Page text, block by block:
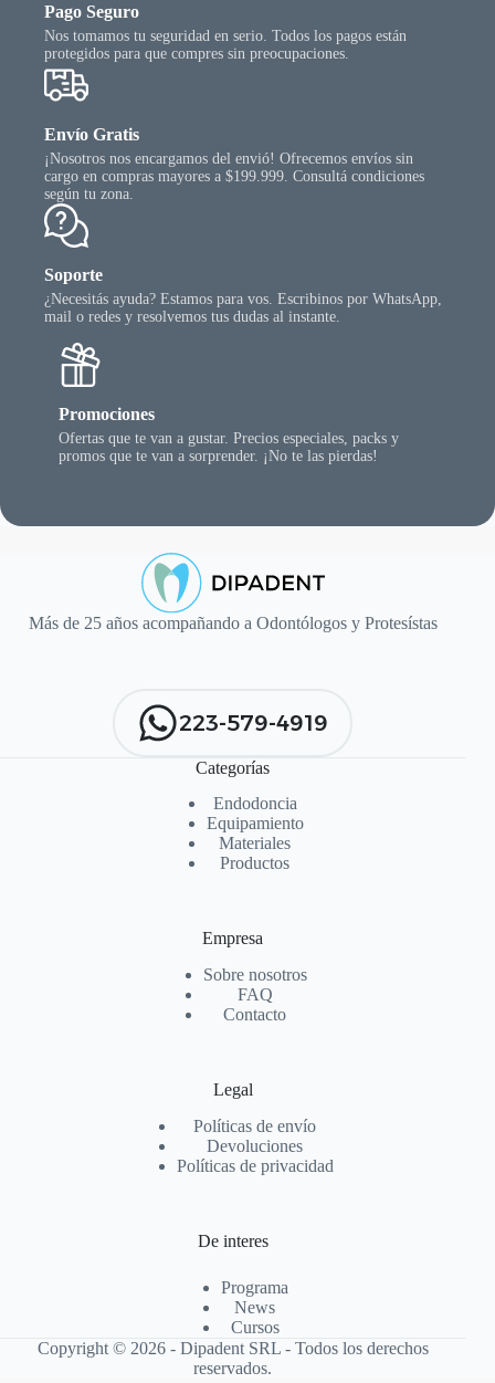
Pago Seguro
Nos tomamos tu seguridad en serio. Todos los pagos están
protegidos para que compres sin preocupaciones.
Envío Gratis
¡Nosotros nos encargamos del envió! Ofrecemos envíos sin
cargo en compras mayores a $199.999. Consultá condiciones
según tu zona.
Soporte
¿Necesitás ayuda? Estamos para vos. Escribinos por WhatsApp,
mail o redes y resolvemos tus dudas al instante.
Promociones
Ofertas que te van a gustar. Precios especiales, packs y
promos que te van a sorprender. ¡No te las pierdas!
Más de 25 años acompañando a Odontólogos y Protesístas
223-579-4919
Categorías
Endodoncia
Equipamiento
Materiales
Productos
Empresa
Sobre nosotros
FAQ
Contacto
Legal
Políticas de envío
Devoluciones
Políticas de privacidad
De interes
Programa
News
Cursos
Copyright © 2026 - Dipadent SRL - Todos los derechos
reservados.